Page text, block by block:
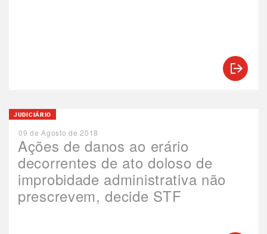
Ações de danos ao erário
decorrentes de ato doloso de
improbidade administrativa não
prescrevem, decide STF
JUDICIÁRIO
09 de Agosto de 2018